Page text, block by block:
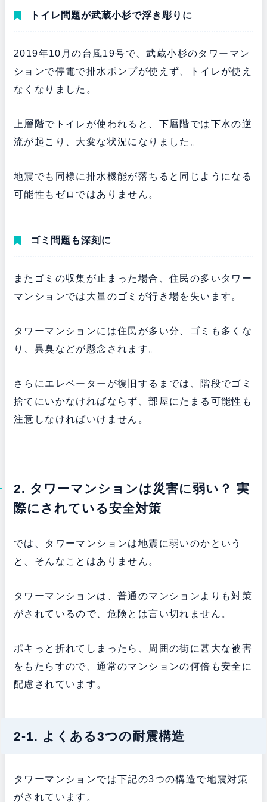
トイレ問題が武蔵小杉で浮き彫りに
2019年10月の台風19号で、武蔵小杉のタワーマン
ションで停電で排水ポンプが使えず、トイレが使え
なくなりました。
上層階でトイレが使われると、下層階では下水の逆
流が起こり、大変な状況になりました。
地震でも同様に排水機能が落ちると同じようになる
可能性もゼロではありません。
ゴミ問題も深刻に
またゴミの収集が止まった場合、住民の多いタワー
マンションでは大量のゴミが行き場を失います。
タワーマンションには住民が多い分、ゴミも多くな
り、異臭などが懸念されます。
さらにエレベーターが復旧するまでは、階段でゴミ
捨てにいかなければならず、部屋にたまる可能性も
注意しなければいけません。
2. タワーマンションは災害に弱い？ 実
際にされている安全対策
では、タワーマンションは地震に弱いのかという
と、そんなことはありません。
タワーマンションは、普通のマンションよりも対策
がされているので、危険とは言い切れません。
ポキっと折れてしまったら、周囲の街に甚大な被害
をもたらすので、通常のマンションの何倍も安全に
配慮されています。
2-1. よくある3つの耐震構造
タワーマンションでは下記の3つの構造で地震対策
がされています。